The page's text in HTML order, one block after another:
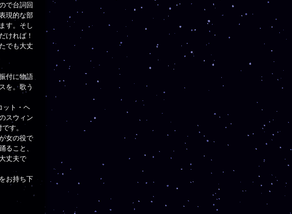
で台詞回
現的な部
す。そし
ければ！
でも大丈
付に物語
を。歌う
ット・ヘ
スウィン
す。
女の役で
ること、
丈夫で
お持ち下